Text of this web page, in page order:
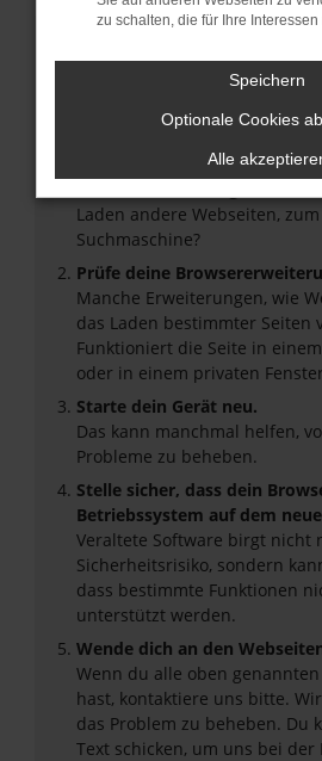
Beim Laden ist ein Fehler
Hier sind ein paar Tipps, die dir
Überprüfe deine Firewall und
Laden andere Webseiten,
Suchmaschine?
Prüfe deine
Manche Erweiterungen, wie
das Laden bestimmter Seiten
Funktioniert die Seite in
oder in einem privaten
Starte dein Gerät neu.
Das kann manchmal helfen,
Probleme zu beheben.
Stelle sicher, dass dein
Betriebssystem auf dem
Veraltete Software birgt nicht
Sicherheitsrisiko, sondern
dass bestimmte Funktionen
unterstützt werden.
Wende dich an den
Wenn du alle oben
hast, kontaktiere uns bitte.
das Problem zu beheben. Du
Text schicken, um uns bei der
zu schalten, die für Ihre
Speichern
Optionale Cookies
Alle